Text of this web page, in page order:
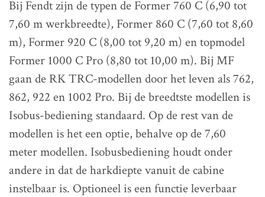
Bij Fendt zijn de typen de Former 760 C (6,90 tot
7,60 m werkbreedte), Former 860 C (7,60 tot 8,60
m), Former 920 C (8,00 tot 9,20 m) en topmodel
Former 1000 C Pro (8,80 tot 10,00 m). Bij MF
gaan de RK TRC-modellen door het leven als 762,
862, 922 en 1002 Pro. Bij de breedtste modellen is
Isobus-bediening standaard. Op de rest van de
modellen is het een optie, behalve op de 7,60
meter modellen. Isobusbediening houdt onder
andere in dat de harkdiepte vanuit de cabine
instelbaar is. Optioneel is een functie leverbaar